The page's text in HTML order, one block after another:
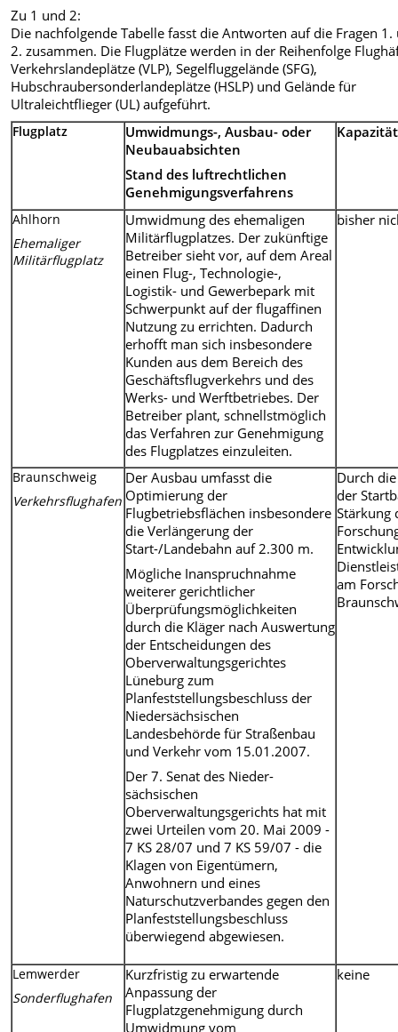
Zu 1 und 2:
Die nachfolgende Tabelle fasst die Antworten auf die Fragen 1.
2. zusammen. Die Flugplätze werden in der Reihenfolge
Verkehrslandeplätze (VLP), Segelfluggelände (SFG),
Hubschraubersonderlandeplätze (HSLP) und Gelände für
Ultraleichtflieger (UL) aufgeführt.
Flugplatz
Umwidmungs-, Ausbau- oder
Neubauabsichten
Stand des luftrechtlichen
Genehmigungsverfahrens
Ahlhorn
Ehemaliger
Militärflugplatz
Umwidmung des ehemaligen
Militärflugplatzes. Der zukünftige
Betreiber sieht vor, auf dem Areal
einen Flug-, Technologie-,
Logistik- und Gewerbepark mit
Schwerpunkt auf der flugaffinen
Nutzung zu errichten. Dadurch
erhofft man sich insbesondere
Kunden aus dem Bereich des
Geschäftsflugverkehrs und des
Werks- und Werftbetriebes. Der
Betreiber plant, schnellstmöglich
das Verfahren zur Genehmigung
des Flugplatzes einzuleiten.
bisher
Braunschweig
Verkehrsflughafen
Der Ausbau umfasst die
Optimierung der
Flugbetriebsflächen insbesondere
die Verlängerung der
Start-/Landebahn auf 2.300 m.
Mögliche Inanspruchnahme
weiterer gerichtlicher
Überprüfungsmöglichkeiten
durch die Kläger nach Auswertung
der Entscheidungen des
Oberverwaltungsgerichtes
Lüneburg zum
Planfeststellungsbeschluss der
Niedersächsischen
Landesbehörde für Straßenbau
und Verkehr vom 15.01.2007.
Der 7. Senat des Nieder-
sächsischen
Oberverwaltungsgerichts hat mit
zwei Urteilen vom 20. Mai 2009 -
7 KS 28/07 und 7 KS 59/07 - die
Klagen von Eigentümern,
Anwohnern und eines
Naturschutzverbandes gegen den
Planfeststellungsbeschluss
überwiegend abgewiesen.
Durch
der
Stärkung
am
Lemwerder
Sonderflughafen
Kurzfristig zu erwartende
Anpassung der
Flugplatzgenehmigung durch
Umwidmung vom
keine